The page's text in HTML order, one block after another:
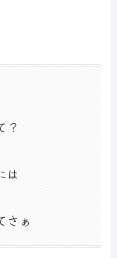
？
は
さぁ